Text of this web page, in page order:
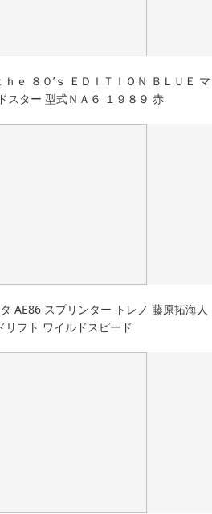
ｅ ８０’ｓ ＥＤＩＴＩＯＮ ＢＬＵＥ マ
スター 型式ＮＡ６ １９８９ 赤
AE86 スプリンター トレノ 藤原拓海人
リフト ワイルドスピード